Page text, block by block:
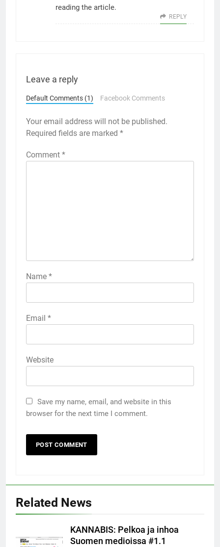
reading the article.
REPLY
Leave a reply
Default Comments (1) Facebook Comments
Your email address will not be published.
Required fields are marked *
Comment *
Name *
Email *
Website
Save my name, email, and website in this
browser for the next time I comment.
Related News
KANNABIS: Pelkoa ja inhoa
Suomen medioissa #1.1